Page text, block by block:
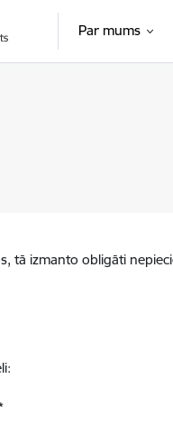
Par mums
tā izmanto obligāti